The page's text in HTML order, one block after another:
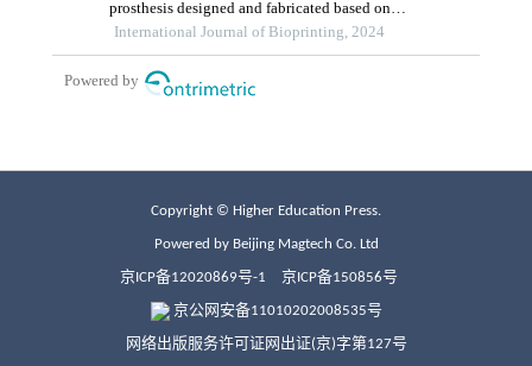
Copyright © Higher Education Press.
Powered by Beijing Magtech Co. Ltd
京ICP备12020869号-1 京ICP备150856号
京公网安备11010202008535号
网络出版服务许可证网出证(京)字第127号